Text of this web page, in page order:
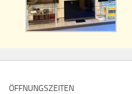
ÖFFNUNGSZEITEN